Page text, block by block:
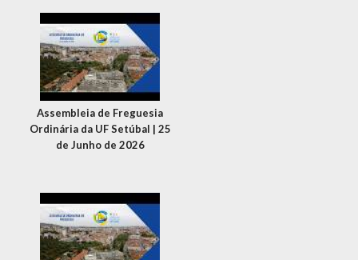
Assembleia de Freguesia
Ordinária da UF Setúbal | 25
de Junho de 2026